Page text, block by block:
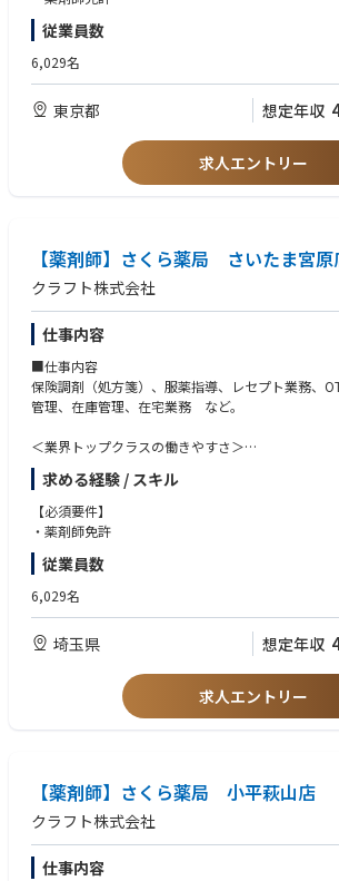
も45％と高い水準です
全国に800店舗以上展開。転居の際も店舗を異動す
生活スタートが可能です
＜薬剤師として成長、活躍できる環境＞
中途入社者への導入・フォロー研修が充実してお
スタートしていただけます
躍できる環境です
業界トップクラスの認定薬局数や多様な店舗を展
の志向性に合わせて異動することも可能です
現場での調剤業務にとどまらず、本社業務や複数
など大手調剤チェーンならではの多様なキャリアパ
従業員数
6,029名
東京都 想定年収
求人エントリー
【薬剤師】さくら薬局 さいたま宮原
クラフト株式会社
仕事内容
■仕事内容
保険調剤（処方箋）、服薬指導、レセプト業務、
管理、在庫管理、在宅業務 など。
＜業界トップクラスの働きやすさ＞
業界最多クラスの年間休日126日＋有給休暇、シフ
減や希望休など、どなたにとっても働きやすい環境
充実した手当や福利厚生、育児支援制度、安定し
ため、長く働いていただけます
も45％と高い水準です
全国に800店舗以上展開。転居の際も店舗を異動す
生活スタートが可能です
＜薬剤師として成長、活躍できる環境＞
中途入社者への導入・フォロー研修が充実してお
スタートしていただけます
躍できる環境です
業界トップクラスの認定薬局数や多様な店舗を展
の志向性に合わせて異動することも可能です
現場での調剤業務にとどまらず、本社業務や複数
など大手調剤チェーンならではの多様なキャリアパ
求める経験 / スキル
【必須要件】
・薬剤師免許
従業員数
6,029名
埼玉県 想定年収
求人エントリー
【薬剤師】さくら薬局 小平萩山店
クラフト株式会社
仕事内容